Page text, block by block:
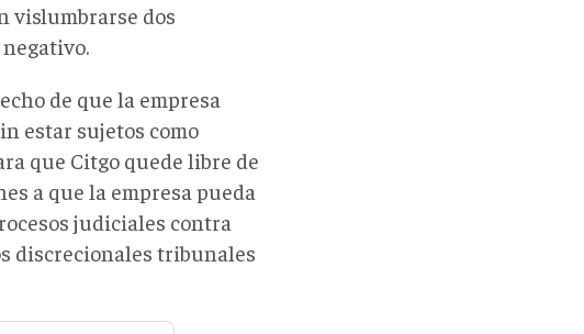
vislumbrarse dos
de que la empresa
estar sujetos como
que Citgo quede libre de
a que la empresa pueda
judiciales contra
discrecionales tribunales